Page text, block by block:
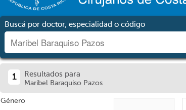
Buscá por doctor, especialidad o código
1 Resultados para
Maribel Baraquiso Pazos
Género